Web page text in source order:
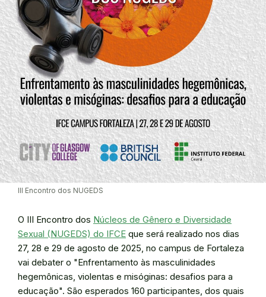
III Encontro dos NUGEDS
O III Encontro dos Núcleos de Gênero e Diversidade
Sexual (NUGEDS) do IFCE que será realizado nos dias
27, 28 e 29 de agosto de 2025, no campus de Fortaleza
vai debater o "Enfrentamento às masculinidades
hegemônicas, violentas e misóginas: desafios para a
educação". São esperados 160 participantes, dos quais